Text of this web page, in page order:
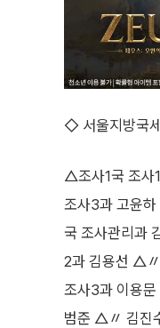
◇ 서울지방국
△조사1국 조
조사3과 고윤
국 조사관리과
2과 김용선 △
조사3과 이용
범준 △〃 김진